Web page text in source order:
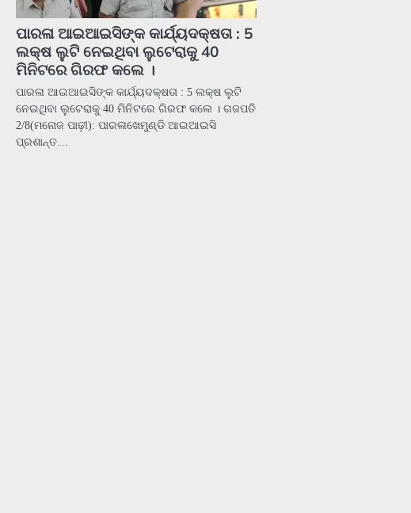
ପାରଳା ଆଇଆଇସିଙ୍କ କାର୍ଯ୍ୟଦକ୍ଷତା : 5
ଲକ୍ଷ ଲୁଟି ନେଇଥିବା ଲୁଟେରାକୁ 40
ମିନିଟରେ ଗିରଫ କଲେ ।
ପାରଳା ଆଇଆଇସିଙ୍କ କାର୍ଯ୍ୟଦକ୍ଷତା : 5 ଲକ୍ଷ ଲୁଟି
ନେଇଥିବା ଲୁଟେରାକୁ 40 ମିନିଟରେ ଗିରଫ କଲେ । ଗଜପତି
2/8(ମନୋଜ ପାଢ଼ୀ): ପାରଳାଖେମୁଣ୍ଡି ଆଇଆଇସି
ପ୍ରଶାନ୍ତ…